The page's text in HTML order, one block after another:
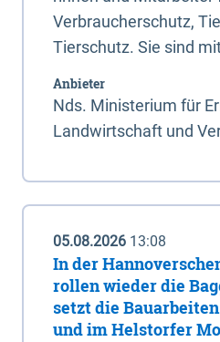
Verbraucherschutz,
Tierschutz. Sie sind
Anbieter
Nds. Ministerium für
Landwirtschaft und
05.08.2026 13:08
In der
rollen wieder die
setzt die
und im Helstorfer